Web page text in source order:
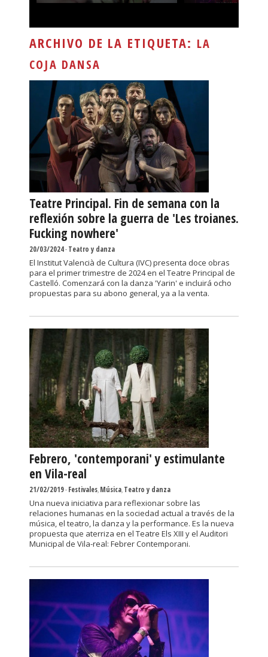
ARCHIVO DE LA ETIQUETA: LA
COJA DANSA
Teatre Principal. Fin de semana con la
reflexión sobre la guerra de 'Les troianes.
Fucking nowhere'
20/03/2024-Teatro y danza
El Institut Valencià de Cultura (IVC) presenta doce obras
para el primer trimestre de 2024 en el Teatre Principal de
Castelló. Comenzará con la danza 'Yarin' e incluirá ocho
propuestas para su abono general, ya a la venta.
Febrero, 'contemporani' y estimulante
en Vila-real
21/02/2019-Festivales,Música,Teatro y danza
Una nueva iniciativa para reflexionar sobre las
relaciones humanas en la sociedad actual a través de la
música, el teatro, la danza y la performance. Es la nueva
propuesta que aterriza en el Teatre Els XIII y el Auditori
Municipal de Vila-real: Febrer Contemporani.